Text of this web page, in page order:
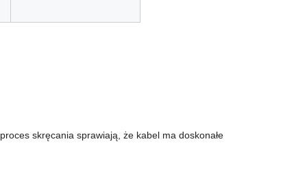
skręcania sprawiają, że kabel ma doskonałe